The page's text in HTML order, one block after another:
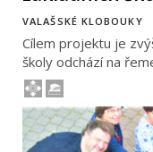
VALAŠSKÉ KLOBOUKY
Cílem projektu je
školy odchází na